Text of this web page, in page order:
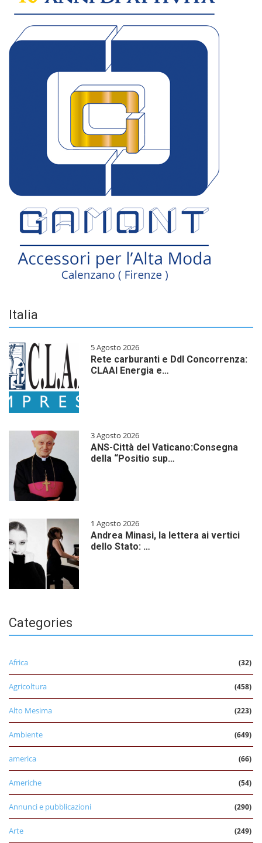
Italia
5 Agosto 2026
Rete carburanti e Ddl Concorrenza:
CLAAI Energia e…
3 Agosto 2026
ANS-Città del Vaticano:Consegna
della “Positio sup…
1 Agosto 2026
Andrea Minasi, la lettera ai vertici
dello Stato: …
Categories
Africa (32)
Agricoltura (458)
Alto Mesima (223)
Ambiente (649)
america (66)
Americhe (54)
Annunci e pubblicazioni (290)
Arte (249)